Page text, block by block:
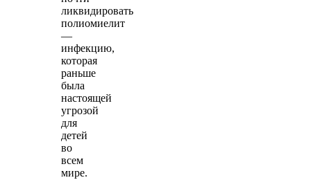
ликвидировать
полиомиелит
—
инфекцию,
которая
раньше
была
настоящей
угрозой
для
детей
во
всем
мире.